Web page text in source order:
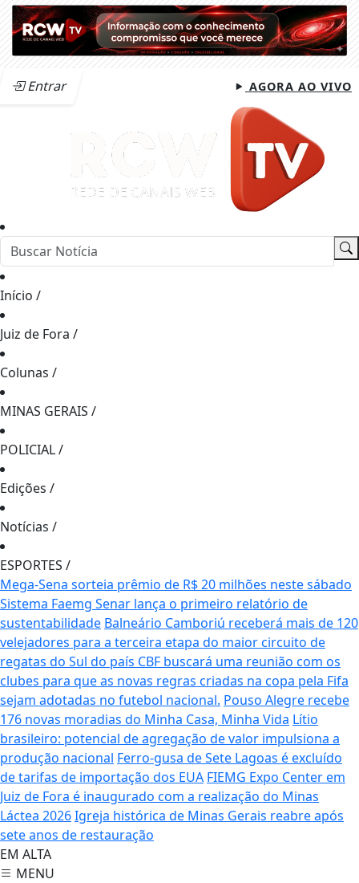
Entrar AGORA AO VIVO
Início /
Juiz de Fora /
Colunas /
MINAS GERAIS /
POLICIAL/
Edições /
Notícias /
ESPORTES /
Mega-Sena sorteia prêmio de R$ 20 milhões neste sábado
Sistema Faemg Senar lança o primeiro relatório de
sustentabilidade Balneário Camboriú receberá mais de 120
velejadores para a terceira etapa do maior circuito de
regatas do Sul do país CBF buscará uma reunião com os
clubes para que as novas regras criadas na copa pela Fifa
sejam adotadas no futebol nacional. Pouso Alegre recebe
176 novas moradias do Minha Casa, Minha Vida Lítio
brasileiro: potencial de agregação de valor impulsiona a
produção nacional Ferro-gusa de Sete Lagoas é excluído
de tarifas de importação dos EUA FIEMG Expo Center em
Juiz de Fora é inaugurado com a realização do Minas
Láctea 2026Igreja histórica de Minas Gerais reabre após
sete anos de restauração
EM ALTA
MENU